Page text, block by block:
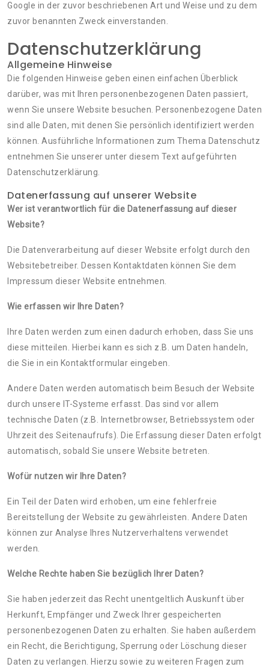
Google in der zuvor beschriebenen Art und Weise und zu dem
zuvor benannten Zweck einverstanden.
Datenschutzerklärung
Allgemeine Hinweise
Die folgenden Hinweise geben einen einfachen Überblick
darüber, was mit Ihren personenbezogenen Daten passiert,
wenn Sie unsere Website besuchen. Personenbezogene Daten
sind alle Daten, mit denen Sie persönlich identifiziert werden
können. Ausführliche Informationen zum Thema Datenschutz
entnehmen Sie unserer unter diesem Text aufgeführten
Datenschutzerklärung.
Datenerfassung auf unserer Website
Wer ist verantwortlich für die Datenerfassung auf dieser
Website?
Die Datenverarbeitung auf dieser Website erfolgt durch den
Websitebetreiber. Dessen Kontaktdaten können Sie dem
Impressum dieser Website entnehmen.
Wie erfassen wir Ihre Daten?
Ihre Daten werden zum einen dadurch erhoben, dass Sie uns
diese mitteilen. Hierbei kann es sich z.B. um Daten handeln,
die Sie in ein Kontaktformular eingeben.
Andere Daten werden automatisch beim Besuch der Website
durch unsere IT-Systeme erfasst. Das sind vor allem
technische Daten (z.B. Internetbrowser, Betriebssystem oder
Uhrzeit des Seitenaufrufs). Die Erfassung dieser Daten erfolgt
automatisch, sobald Sie unsere Website betreten.
Wofür nutzen wir Ihre Daten?
Ein Teil der Daten wird erhoben, um eine fehlerfreie
Bereitstellung der Website zu gewährleisten. Andere Daten
können zur Analyse Ihres Nutzerverhaltens verwendet
werden.
Welche Rechte haben Sie bezüglich Ihrer Daten?
Sie haben jederzeit das Recht unentgeltlich Auskunft über
Herkunft, Empfänger und Zweck Ihrer gespeicherten
personenbezogenen Daten zu erhalten. Sie haben außerdem
ein Recht, die Berichtigung, Sperrung oder Löschung dieser
Daten zu verlangen. Hierzu sowie zu weiteren Fragen zum